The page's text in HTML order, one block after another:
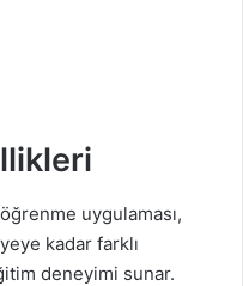
uygulaması,
kadar farklı
deneyimi sunar.